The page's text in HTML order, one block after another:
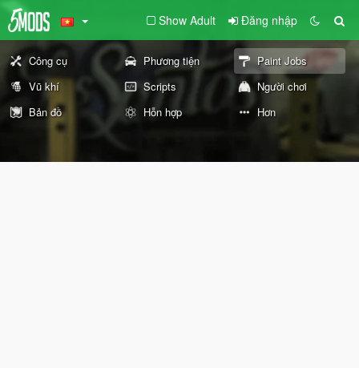
Show Adult Đăng nhập
Công cụ Phương tiện
Paint Jobs
Vũ khí
Scripts
Người chơi
Bản đồ
Hỗn hợp Hơn